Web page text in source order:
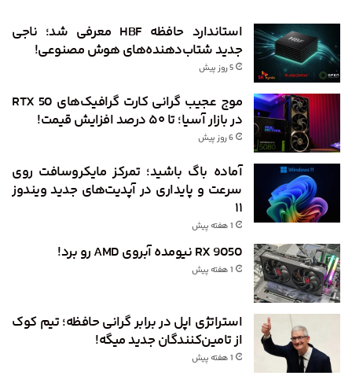
استاندارد حافظه HBF معرفی شد؛ ناجی
جدید شتاب‌دهنده‌های هوش مصنوعی!
5 روز پیش
موج عجیب گرانی کارت گرافیک‌های RTX 50
در بازار آسیا؛ تا ۵۰ درصد افزایش قیمت!
6 روز پیش
آماده باگ باشید؛ تمرکز مایکروسافت روی
سرعت و پایداری در آپدیت‌های جدید ویندوز
۱۱
1 هفته پیش
RX 9050 نیومده آبروی AMD رو برد!
1 هفته پیش
استراتژی اپل در برابر گرانی حافظه؛ تیم کوک
از تامین‌کنندگان جدید میگه!
1 هفته پیش